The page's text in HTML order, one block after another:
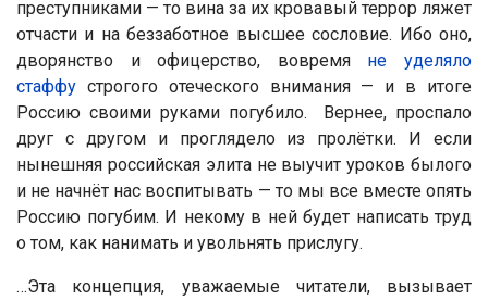
преступниками — то вина за их кровавый террор ляжет
отчасти и на беззаботное высшее сословие. Ибо оно,
дворянство и офицерство, вовремя не уделяло
стаффу строгого отеческого внимания — и в итоге
Россию своими руками погубило. Вернее, проспало
друг с другом и проглядело из пролётки. И если
нынешняя российская элита не выучит уроков былого
и не начнёт нас воспитывать — то мы все вместе опять
Россию погубим. И некому в ней будет написать труд
о том, как нанимать и увольнять прислугу.
…Эта концепция, уважаемые читатели, вызывает